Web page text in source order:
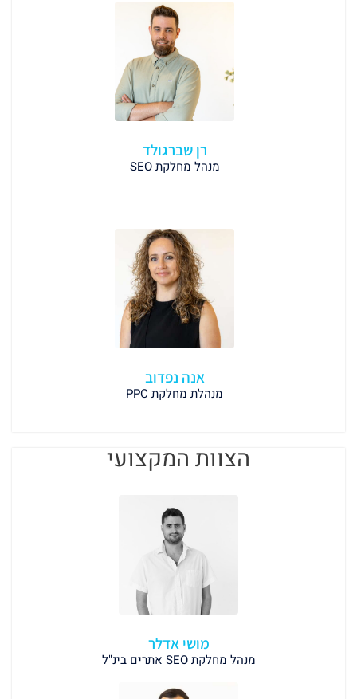
רן שברגולד
מנהל מחלקת SEO
אנה נפדוב
מנהלת מחלקת PPC
הצוות המקצועי
מושי אדלר
מנהל מחלקת SEO אתרים בינ"ל